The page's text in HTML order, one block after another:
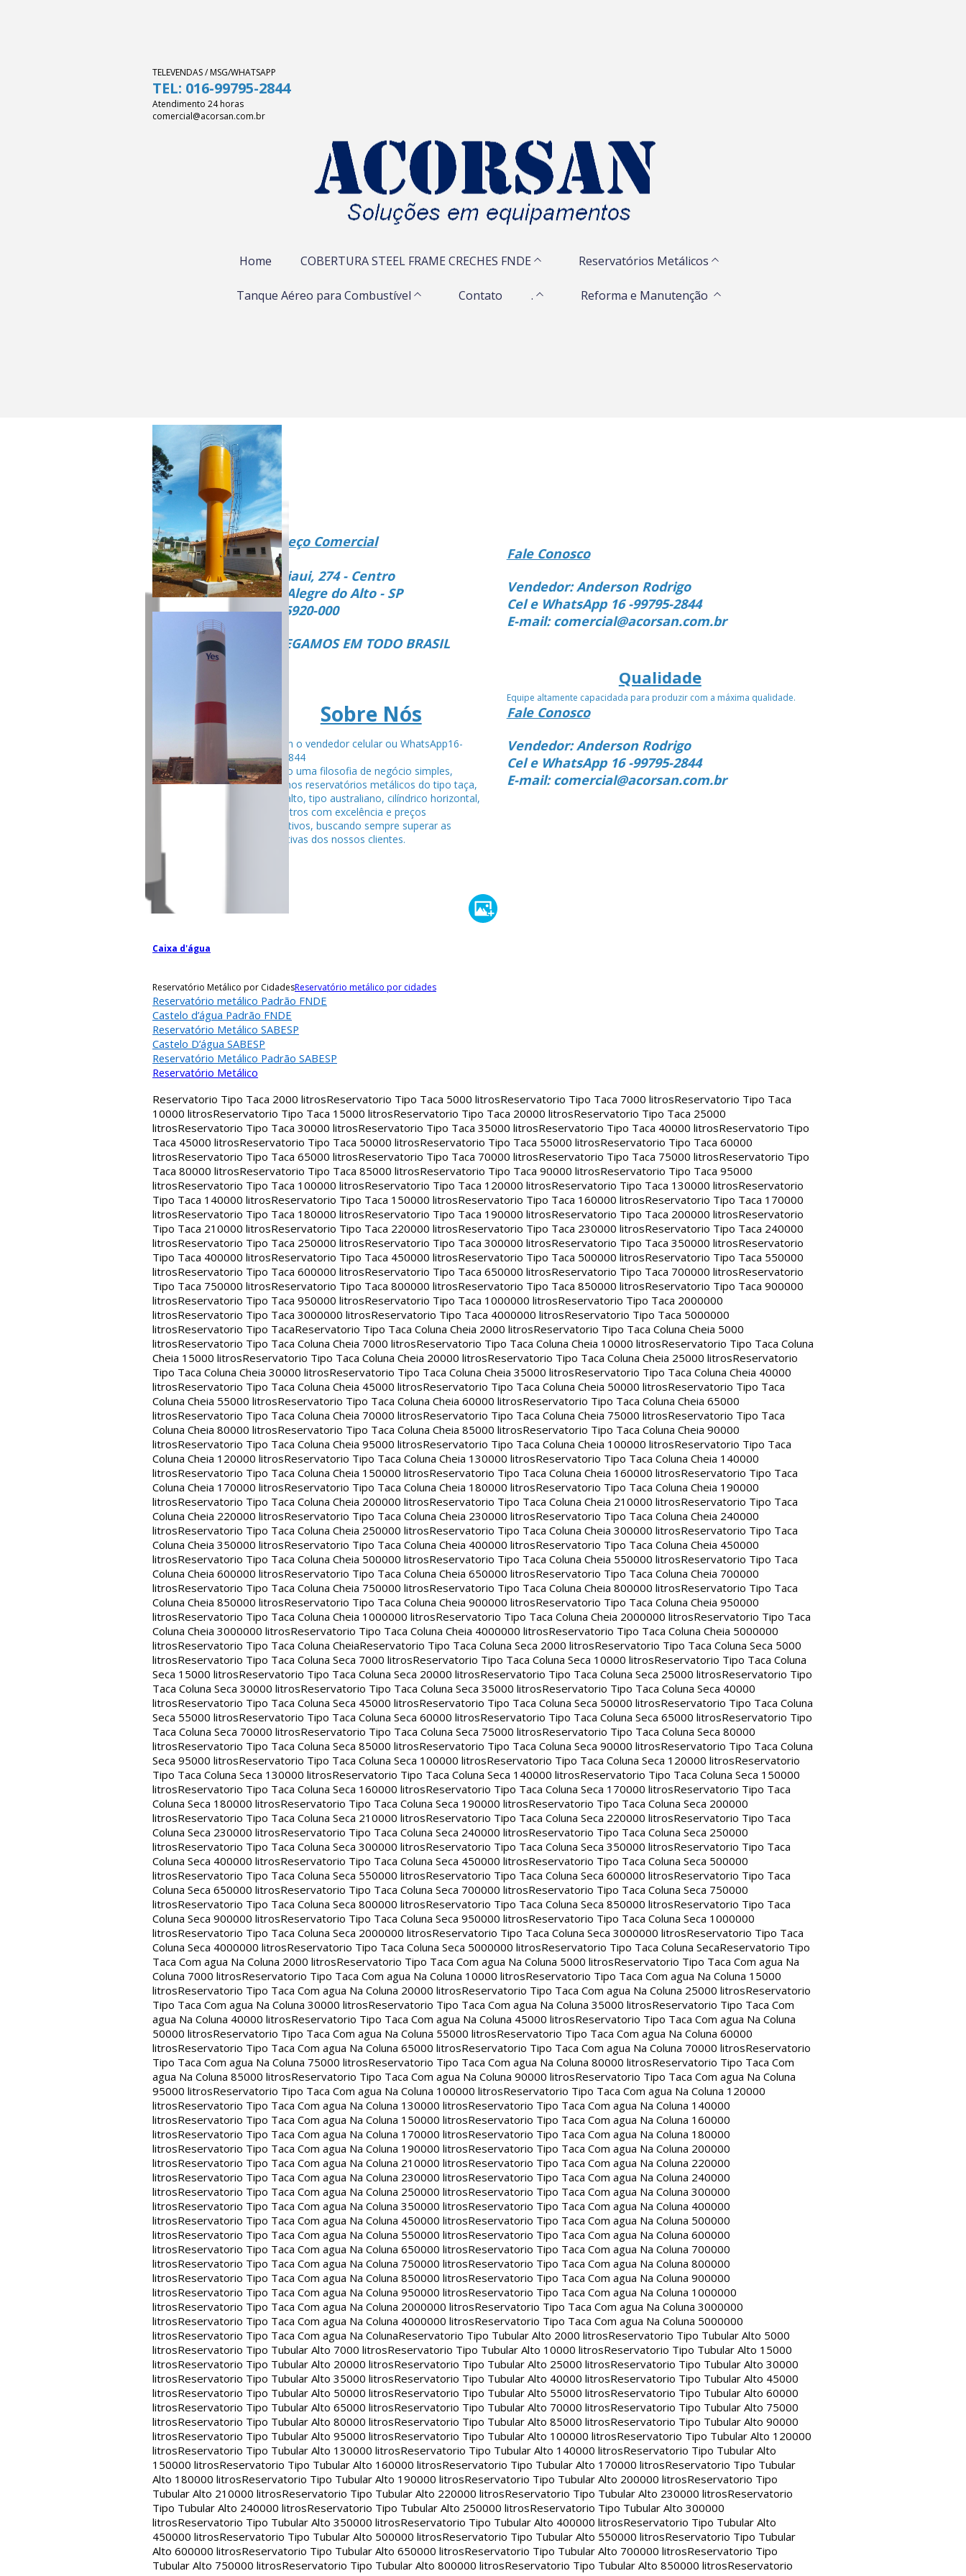
TELEVENDAS / MSG/WHATSAPP
TEL: 016-99795-2844
Atendimento 24 horas
comercial@acorsan.com.br
Home COBERTURA STEEL FRAME CRECHES FNDE Reservatórios Metálicos
Tanque Aéreo para Combustível Contato . Reforma e Manutenção
Endereço Comercial
Rua Piaui, 274 - Centro
Vista Alegre do Alto - SP
CEP 15920-000
ENTREGAMOS EM TODO BRASIL
Sobre Nós
Fale com o vendedor celular ou WhatsApp16-
99795-2844
Seguindo uma filosofia de negócio simples,
fabricamos reservatórios metálicos do tipo taça,
tubular alto, tipo australiano, cilíndrico horizontal,
entre outros com excelência e preços
competitivos, buscando sempre superar as
espectativas dos nossos clientes.
Fale Conosco
Vendedor: Anderson Rodrigo
Cel e WhatsApp 16 -99795-2844
E-mail: comercial@acorsan.com.br
Qualidade
Equipe altamente capacidada para produzir com a máxima qualidade.
Fale Conosco
Vendedor: Anderson Rodrigo
Cel e WhatsApp 16 -99795-2844
E-mail: comercial@acorsan.com.br
Caixa d'água
Reservatório Metálico por CidadesReservatório metálico por cidades
Reservatório metálico Padrão FNDE
Castelo d’água Padrão FNDE
Reservatório Metálico SABESP
Castelo D’água SABESP
Reservatório Metálico Padrão SABESP
Reservatório Metálico
Reservatorio Tipo Taca 2000 litrosReservatorio Tipo Taca 5000 litrosReservatorio Tipo Taca 7000 litrosReservatorio Tipo Taca
10000 litrosReservatorio Tipo Taca 15000 litrosReservatorio Tipo Taca 20000 litrosReservatorio Tipo Taca 25000
litrosReservatorio Tipo Taca 30000 litrosReservatorio Tipo Taca 35000 litrosReservatorio Tipo Taca 40000 litrosReservatorio Tipo
Taca 45000 litrosReservatorio Tipo Taca 50000 litrosReservatorio Tipo Taca 55000 litrosReservatorio Tipo Taca 60000
litrosReservatorio Tipo Taca 65000 litrosReservatorio Tipo Taca 70000 litrosReservatorio Tipo Taca 75000 litrosReservatorio Tipo
Taca 80000 litrosReservatorio Tipo Taca 85000 litrosReservatorio Tipo Taca 90000 litrosReservatorio Tipo Taca 95000
litrosReservatorio Tipo Taca 100000 litrosReservatorio Tipo Taca 120000 litrosReservatorio Tipo Taca 130000 litrosReservatorio
Tipo Taca 140000 litrosReservatorio Tipo Taca 150000 litrosReservatorio Tipo Taca 160000 litrosReservatorio Tipo Taca 170000
litrosReservatorio Tipo Taca 180000 litrosReservatorio Tipo Taca 190000 litrosReservatorio Tipo Taca 200000 litrosReservatorio
Tipo Taca 210000 litrosReservatorio Tipo Taca 220000 litrosReservatorio Tipo Taca 230000 litrosReservatorio Tipo Taca 240000
litrosReservatorio Tipo Taca 250000 litrosReservatorio Tipo Taca 300000 litrosReservatorio Tipo Taca 350000 litrosReservatorio
Tipo Taca 400000 litrosReservatorio Tipo Taca 450000 litrosReservatorio Tipo Taca 500000 litrosReservatorio Tipo Taca 550000
litrosReservatorio Tipo Taca 600000 litrosReservatorio Tipo Taca 650000 litrosReservatorio Tipo Taca 700000 litrosReservatorio
Tipo Taca 750000 litrosReservatorio Tipo Taca 800000 litrosReservatorio Tipo Taca 850000 litrosReservatorio Tipo Taca 900000
litrosReservatorio Tipo Taca 950000 litrosReservatorio Tipo Taca 1000000 litrosReservatorio Tipo Taca 2000000
litrosReservatorio Tipo Taca 3000000 litrosReservatorio Tipo Taca 4000000 litrosReservatorio Tipo Taca 5000000
litrosReservatorio Tipo TacaReservatorio Tipo Taca Coluna Cheia 2000 litrosReservatorio Tipo Taca Coluna Cheia 5000
litrosReservatorio Tipo Taca Coluna Cheia 7000 litrosReservatorio Tipo Taca Coluna Cheia 10000 litrosReservatorio Tipo Taca Coluna
Cheia 15000 litrosReservatorio Tipo Taca Coluna Cheia 20000 litrosReservatorio Tipo Taca Coluna Cheia 25000 litrosReservatorio
Tipo Taca Coluna Cheia 30000 litrosReservatorio Tipo Taca Coluna Cheia 35000 litrosReservatorio Tipo Taca Coluna Cheia 40000
litrosReservatorio Tipo Taca Coluna Cheia 45000 litrosReservatorio Tipo Taca Coluna Cheia 50000 litrosReservatorio Tipo Taca
Coluna Cheia 55000 litrosReservatorio Tipo Taca Coluna Cheia 60000 litrosReservatorio Tipo Taca Coluna Cheia 65000
litrosReservatorio Tipo Taca Coluna Cheia 70000 litrosReservatorio Tipo Taca Coluna Cheia 75000 litrosReservatorio Tipo Taca
Coluna Cheia 80000 litrosReservatorio Tipo Taca Coluna Cheia 85000 litrosReservatorio Tipo Taca Coluna Cheia 90000
litrosReservatorio Tipo Taca Coluna Cheia 95000 litrosReservatorio Tipo Taca Coluna Cheia 100000 litrosReservatorio Tipo Taca
Coluna Cheia 120000 litrosReservatorio Tipo Taca Coluna Cheia 130000 litrosReservatorio Tipo Taca Coluna Cheia 140000
litrosReservatorio Tipo Taca Coluna Cheia 150000 litrosReservatorio Tipo Taca Coluna Cheia 160000 litrosReservatorio Tipo Taca
Coluna Cheia 170000 litrosReservatorio Tipo Taca Coluna Cheia 180000 litrosReservatorio Tipo Taca Coluna Cheia 190000
litrosReservatorio Tipo Taca Coluna Cheia 200000 litrosReservatorio Tipo Taca Coluna Cheia 210000 litrosReservatorio Tipo Taca
Coluna Cheia 220000 litrosReservatorio Tipo Taca Coluna Cheia 230000 litrosReservatorio Tipo Taca Coluna Cheia 240000
litrosReservatorio Tipo Taca Coluna Cheia 250000 litrosReservatorio Tipo Taca Coluna Cheia 300000 litrosReservatorio Tipo Taca
Coluna Cheia 350000 litrosReservatorio Tipo Taca Coluna Cheia 400000 litrosReservatorio Tipo Taca Coluna Cheia 450000
litrosReservatorio Tipo Taca Coluna Cheia 500000 litrosReservatorio Tipo Taca Coluna Cheia 550000 litrosReservatorio Tipo Taca
Coluna Cheia 600000 litrosReservatorio Tipo Taca Coluna Cheia 650000 litrosReservatorio Tipo Taca Coluna Cheia 700000
litrosReservatorio Tipo Taca Coluna Cheia 750000 litrosReservatorio Tipo Taca Coluna Cheia 800000 litrosReservatorio Tipo Taca
Coluna Cheia 850000 litrosReservatorio Tipo Taca Coluna Cheia 900000 litrosReservatorio Tipo Taca Coluna Cheia 950000
litrosReservatorio Tipo Taca Coluna Cheia 1000000 litrosReservatorio Tipo Taca Coluna Cheia 2000000 litrosReservatorio Tipo Taca
Coluna Cheia 3000000 litrosReservatorio Tipo Taca Coluna Cheia 4000000 litrosReservatorio Tipo Taca Coluna Cheia 5000000
litrosReservatorio Tipo Taca Coluna CheiaReservatorio Tipo Taca Coluna Seca 2000 litrosReservatorio Tipo Taca Coluna Seca 5000
litrosReservatorio Tipo Taca Coluna Seca 7000 litrosReservatorio Tipo Taca Coluna Seca 10000 litrosReservatorio Tipo Taca Coluna
Seca 15000 litrosReservatorio Tipo Taca Coluna Seca 20000 litrosReservatorio Tipo Taca Coluna Seca 25000 litrosReservatorio Tipo
Taca Coluna Seca 30000 litrosReservatorio Tipo Taca Coluna Seca 35000 litrosReservatorio Tipo Taca Coluna Seca 40000
litrosReservatorio Tipo Taca Coluna Seca 45000 litrosReservatorio Tipo Taca Coluna Seca 50000 litrosReservatorio Tipo Taca Coluna
Seca 55000 litrosReservatorio Tipo Taca Coluna Seca 60000 litrosReservatorio Tipo Taca Coluna Seca 65000 litrosReservatorio Tipo
Taca Coluna Seca 70000 litrosReservatorio Tipo Taca Coluna Seca 75000 litrosReservatorio Tipo Taca Coluna Seca 80000
litrosReservatorio Tipo Taca Coluna Seca 85000 litrosReservatorio Tipo Taca Coluna Seca 90000 litrosReservatorio Tipo Taca Coluna
Seca 95000 litrosReservatorio Tipo Taca Coluna Seca 100000 litrosReservatorio Tipo Taca Coluna Seca 120000 litrosReservatorio
Tipo Taca Coluna Seca 130000 litrosReservatorio Tipo Taca Coluna Seca 140000 litrosReservatorio Tipo Taca Coluna Seca 150000
litrosReservatorio Tipo Taca Coluna Seca 160000 litrosReservatorio Tipo Taca Coluna Seca 170000 litrosReservatorio Tipo Taca
Coluna Seca 180000 litrosReservatorio Tipo Taca Coluna Seca 190000 litrosReservatorio Tipo Taca Coluna Seca 200000
litrosReservatorio Tipo Taca Coluna Seca 210000 litrosReservatorio Tipo Taca Coluna Seca 220000 litrosReservatorio Tipo Taca
Coluna Seca 230000 litrosReservatorio Tipo Taca Coluna Seca 240000 litrosReservatorio Tipo Taca Coluna Seca 250000
litrosReservatorio Tipo Taca Coluna Seca 300000 litrosReservatorio Tipo Taca Coluna Seca 350000 litrosReservatorio Tipo Taca
Coluna Seca 400000 litrosReservatorio Tipo Taca Coluna Seca 450000 litrosReservatorio Tipo Taca Coluna Seca 500000
litrosReservatorio Tipo Taca Coluna Seca 550000 litrosReservatorio Tipo Taca Coluna Seca 600000 litrosReservatorio Tipo Taca
Coluna Seca 650000 litrosReservatorio Tipo Taca Coluna Seca 700000 litrosReservatorio Tipo Taca Coluna Seca 750000
litrosReservatorio Tipo Taca Coluna Seca 800000 litrosReservatorio Tipo Taca Coluna Seca 850000 litrosReservatorio Tipo Taca
Coluna Seca 900000 litrosReservatorio Tipo Taca Coluna Seca 950000 litrosReservatorio Tipo Taca Coluna Seca 1000000
litrosReservatorio Tipo Taca Coluna Seca 2000000 litrosReservatorio Tipo Taca Coluna Seca 3000000 litrosReservatorio Tipo Taca
Coluna Seca 4000000 litrosReservatorio Tipo Taca Coluna Seca 5000000 litrosReservatorio Tipo Taca Coluna SecaReservatorio Tipo
Taca Com agua Na Coluna 2000 litrosReservatorio Tipo Taca Com agua Na Coluna 5000 litrosReservatorio Tipo Taca Com agua Na
Coluna 7000 litrosReservatorio Tipo Taca Com agua Na Coluna 10000 litrosReservatorio Tipo Taca Com agua Na Coluna 15000
litrosReservatorio Tipo Taca Com agua Na Coluna 20000 litrosReservatorio Tipo Taca Com agua Na Coluna 25000 litrosReservatorio
Tipo Taca Com agua Na Coluna 30000 litrosReservatorio Tipo Taca Com agua Na Coluna 35000 litrosReservatorio Tipo Taca Com
agua Na Coluna 40000 litrosReservatorio Tipo Taca Com agua Na Coluna 45000 litrosReservatorio Tipo Taca Com agua Na Coluna
50000 litrosReservatorio Tipo Taca Com agua Na Coluna 55000 litrosReservatorio Tipo Taca Com agua Na Coluna 60000
litrosReservatorio Tipo Taca Com agua Na Coluna 65000 litrosReservatorio Tipo Taca Com agua Na Coluna 70000 litrosReservatorio
Tipo Taca Com agua Na Coluna 75000 litrosReservatorio Tipo Taca Com agua Na Coluna 80000 litrosReservatorio Tipo Taca Com
agua Na Coluna 85000 litrosReservatorio Tipo Taca Com agua Na Coluna 90000 litrosReservatorio Tipo Taca Com agua Na Coluna
95000 litrosReservatorio Tipo Taca Com agua Na Coluna 100000 litrosReservatorio Tipo Taca Com agua Na Coluna 120000
litrosReservatorio Tipo Taca Com agua Na Coluna 130000 litrosReservatorio Tipo Taca Com agua Na Coluna 140000
litrosReservatorio Tipo Taca Com agua Na Coluna 150000 litrosReservatorio Tipo Taca Com agua Na Coluna 160000
litrosReservatorio Tipo Taca Com agua Na Coluna 170000 litrosReservatorio Tipo Taca Com agua Na Coluna 180000
litrosReservatorio Tipo Taca Com agua Na Coluna 190000 litrosReservatorio Tipo Taca Com agua Na Coluna 200000
litrosReservatorio Tipo Taca Com agua Na Coluna 210000 litrosReservatorio Tipo Taca Com agua Na Coluna 220000
litrosReservatorio Tipo Taca Com agua Na Coluna 230000 litrosReservatorio Tipo Taca Com agua Na Coluna 240000
litrosReservatorio Tipo Taca Com agua Na Coluna 250000 litrosReservatorio Tipo Taca Com agua Na Coluna 300000
litrosReservatorio Tipo Taca Com agua Na Coluna 350000 litrosReservatorio Tipo Taca Com agua Na Coluna 400000
litrosReservatorio Tipo Taca Com agua Na Coluna 450000 litrosReservatorio Tipo Taca Com agua Na Coluna 500000
litrosReservatorio Tipo Taca Com agua Na Coluna 550000 litrosReservatorio Tipo Taca Com agua Na Coluna 600000
litrosReservatorio Tipo Taca Com agua Na Coluna 650000 litrosReservatorio Tipo Taca Com agua Na Coluna 700000
litrosReservatorio Tipo Taca Com agua Na Coluna 750000 litrosReservatorio Tipo Taca Com agua Na Coluna 800000
litrosReservatorio Tipo Taca Com agua Na Coluna 850000 litrosReservatorio Tipo Taca Com agua Na Coluna 900000
litrosReservatorio Tipo Taca Com agua Na Coluna 950000 litrosReservatorio Tipo Taca Com agua Na Coluna 1000000
litrosReservatorio Tipo Taca Com agua Na Coluna 2000000 litrosReservatorio Tipo Taca Com agua Na Coluna 3000000
litrosReservatorio Tipo Taca Com agua Na Coluna 4000000 litrosReservatorio Tipo Taca Com agua Na Coluna 5000000
litrosReservatorio Tipo Taca Com agua Na ColunaReservatorio Tipo Tubular Alto 2000 litrosReservatorio Tipo Tubular Alto 5000
litrosReservatorio Tipo Tubular Alto 7000 litrosReservatorio Tipo Tubular Alto 10000 litrosReservatorio Tipo Tubular Alto 15000
litrosReservatorio Tipo Tubular Alto 20000 litrosReservatorio Tipo Tubular Alto 25000 litrosReservatorio Tipo Tubular Alto 30000
litrosReservatorio Tipo Tubular Alto 35000 litrosReservatorio Tipo Tubular Alto 40000 litrosReservatorio Tipo Tubular Alto 45000
litrosReservatorio Tipo Tubular Alto 50000 litrosReservatorio Tipo Tubular Alto 55000 litrosReservatorio Tipo Tubular Alto 60000
litrosReservatorio Tipo Tubular Alto 65000 litrosReservatorio Tipo Tubular Alto 70000 litrosReservatorio Tipo Tubular Alto 75000
litrosReservatorio Tipo Tubular Alto 80000 litrosReservatorio Tipo Tubular Alto 85000 litrosReservatorio Tipo Tubular Alto 90000
litrosReservatorio Tipo Tubular Alto 95000 litrosReservatorio Tipo Tubular Alto 100000 litrosReservatorio Tipo Tubular Alto 120000
litrosReservatorio Tipo Tubular Alto 130000 litrosReservatorio Tipo Tubular Alto 140000 litrosReservatorio Tipo Tubular Alto
150000 litrosReservatorio Tipo Tubular Alto 160000 litrosReservatorio Tipo Tubular Alto 170000 litrosReservatorio Tipo Tubular
Alto 180000 litrosReservatorio Tipo Tubular Alto 190000 litrosReservatorio Tipo Tubular Alto 200000 litrosReservatorio Tipo
Tubular Alto 210000 litrosReservatorio Tipo Tubular Alto 220000 litrosReservatorio Tipo Tubular Alto 230000 litrosReservatorio
Tipo Tubular Alto 240000 litrosReservatorio Tipo Tubular Alto 250000 litrosReservatorio Tipo Tubular Alto 300000
litrosReservatorio Tipo Tubular Alto 350000 litrosReservatorio Tipo Tubular Alto 400000 litrosReservatorio Tipo Tubular Alto
450000 litrosReservatorio Tipo Tubular Alto 500000 litrosReservatorio Tipo Tubular Alto 550000 litrosReservatorio Tipo Tubular
Alto 600000 litrosReservatorio Tipo Tubular Alto 650000 litrosReservatorio Tipo Tubular Alto 700000 litrosReservatorio Tipo
Tubular Alto 750000 litrosReservatorio Tipo Tubular Alto 800000 litrosReservatorio Tipo Tubular Alto 850000 litrosReservatorio